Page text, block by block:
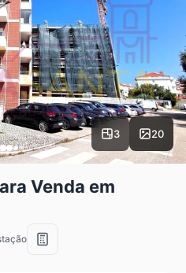
3 20
Venda em